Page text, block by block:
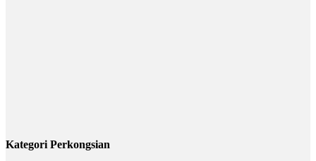
Kategori Perkongsian